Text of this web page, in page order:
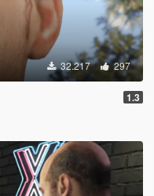
32.217 297
1.3